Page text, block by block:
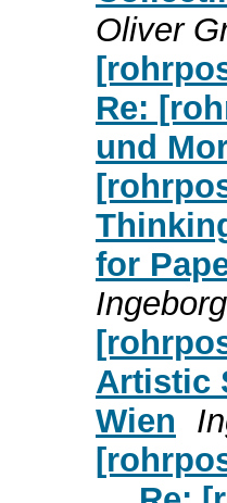
Oliver
Re:
und
for
Artistic
Wien